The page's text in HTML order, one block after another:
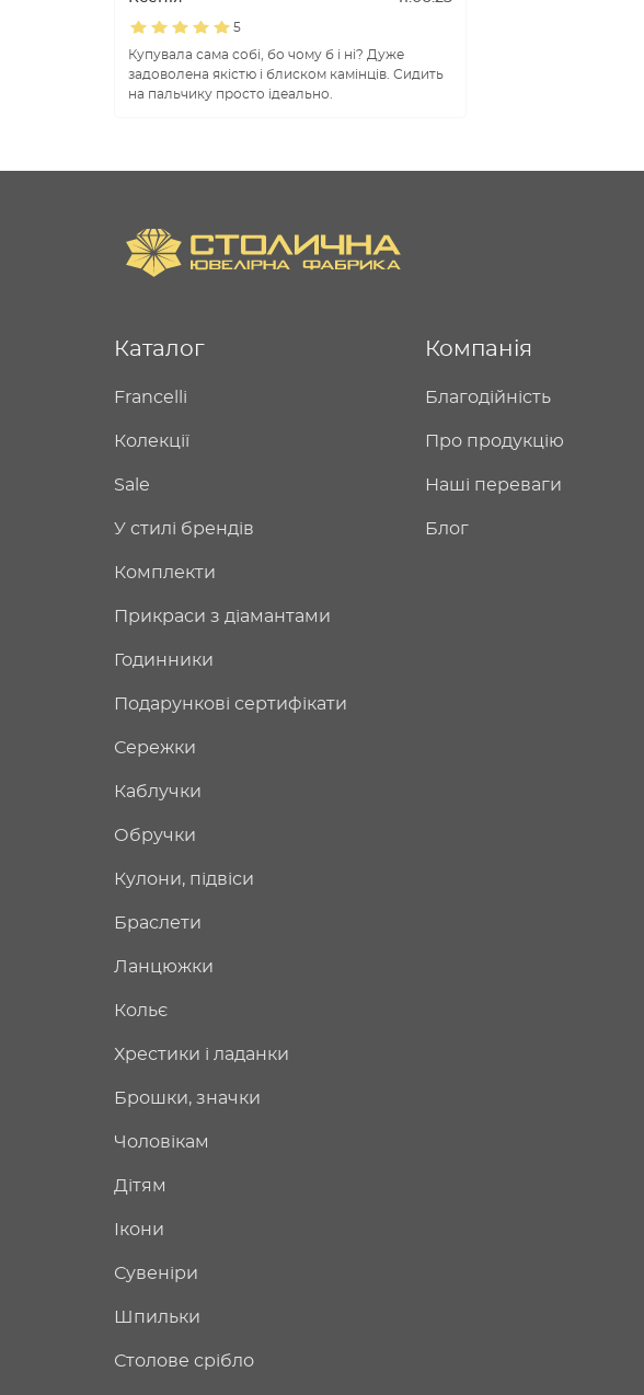
5
Купувала сама собі, бо чому б і ні? Дуже
задоволена якістю і блиском камінців. Сидить
на пальчику просто ідеально.
Каталог
Francelli
Колекції
Sale
У стилі брендів
Комплекти
Прикраси з діамантами
Годинники
Подарункові сертифікати
Сережки
Каблучки
Обручки
Кулони, підвіси
Браслети
Ланцюжки
Кольє
Хрестики і ладанки
Брошки, значки
Чоловікам
Дітям
Ікони
Сувеніри
Шпильки
Столове срібло
Компанія
Благодійність
Про продукцію
Наші переваги
Блог